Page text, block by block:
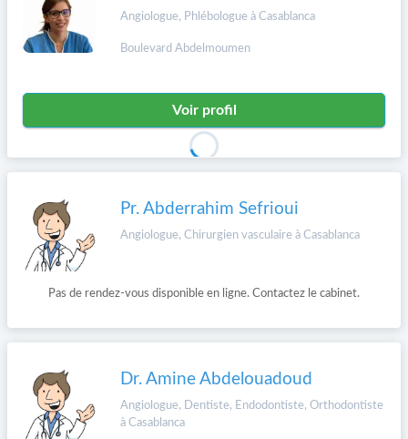
Angiologue, Phlébologue à Casablanca
Boulevard Abdelmoumen
Voir profil
Pr. Abderrahim Sefrioui
Angiologue, Chirurgien vasculaire à Casablanca
Pas de rendez-vous disponible en ligne. Contactez le cabinet.
Dr. Amine Abdelouadoud
Angiologue, Dentiste, Endodontiste, Orthodontiste
à Casablanca